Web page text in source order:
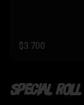
$3.700
Special Roll